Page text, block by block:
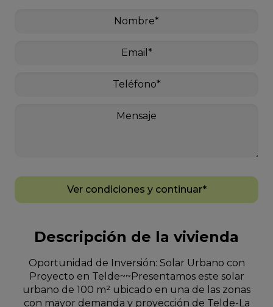
Ver condiciones y continuar*
Descripción de la vivienda
Oportunidad de Inversión: Solar Urbano con
Proyecto en Telde~~Presentamos este solar
urbano de 100 m² ubicado en una de las zonas
con mayor demanda y proyección de Telde-La